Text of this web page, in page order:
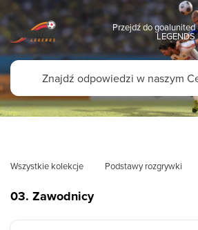
Przejdź do goalunited
LEGENDS
Wszystkie kolekcje Podstawy rozgrywki
03. Zawodnicy